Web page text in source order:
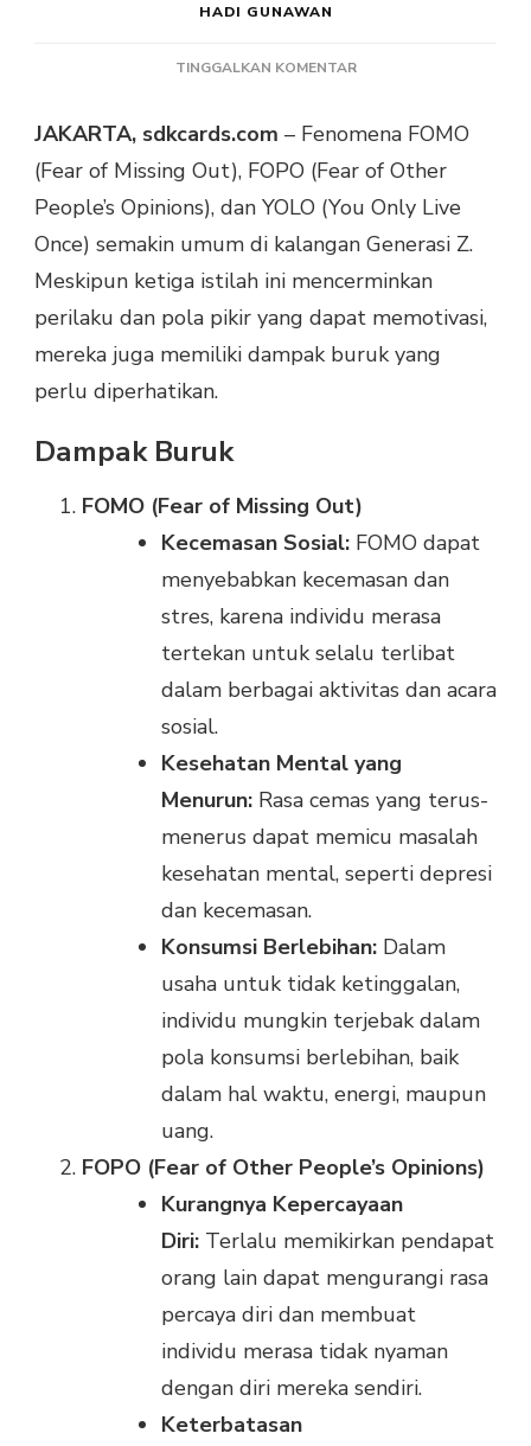
HADI GUNAWAN
TINGGALKAN KOMENTARPADA
FOMO,
FOPO,
YOLO
SERTA
UNTUK
GEN
JAKARTA, sdkcards.com – Fenomena FOMO
(Fear of Missing Out), FOPO (Fear of Other
People’s Opinions), dan YOLO (You Only Live
Once) semakin umum di kalangan Generasi Z.
Meskipun ketiga istilah ini mencerminkan
perilaku dan pola pikir yang dapat memotivasi,
mereka juga memiliki dampak buruk yang
perlu diperhatikan.
Dampak Buruk
FOMO (Fear of Missing Out)
Kecemasan Sosial: FOMO dapat
menyebabkan kecemasan dan
stres, karena individu merasa
tertekan untuk selalu terlibat
dalam berbagai aktivitas dan acara
sosial.
Kesehatan Mental yang
Menurun: Rasa cemas yang terus-
menerus dapat memicu masalah
kesehatan mental, seperti depresi
dan kecemasan.
Konsumsi Berlebihan: Dalam
usaha untuk tidak ketinggalan,
individu mungkin terjebak dalam
pola konsumsi berlebihan, baik
dalam hal waktu, energi, maupun
uang.
FOPO (Fear of Other People’s Opinions)
Kurangnya Kepercayaan
Diri: Terlalu memikirkan pendapat
orang lain dapat mengurangi rasa
percaya diri dan membuat
individu merasa tidak nyaman
dengan diri mereka sendiri.
Keterbatasan